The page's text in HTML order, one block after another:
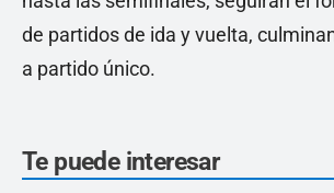
de partidos de ida y vuelta,
a partido único.
Te puede interesar